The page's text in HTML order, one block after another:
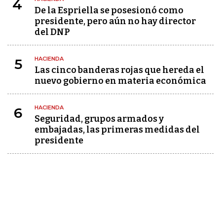
4
De la Espriella se posesionó como
presidente, pero aún no hay director
del DNP
5 HACIENDA
Las cinco banderas rojas que hereda el
nuevo gobierno en materia económica
6 HACIENDA
Seguridad, grupos armados y
embajadas, las primeras medidas del
presidente